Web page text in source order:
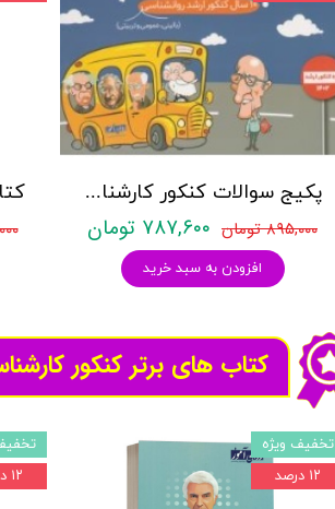
پکیج سوالات کنکور کارشناسی ارشد روانشناسی (بالینی، عمومی و تربیتی) با پاسخنامه تشریحی روان آموز
۸۹۵,۰۰۰ تومان ۷۸۷,۶۰۰ تومان
افزودن به سبد خرید
۱۲ درصد
تخفیف ویژه
۱۲ درصد
کتاب های برتر کنکور